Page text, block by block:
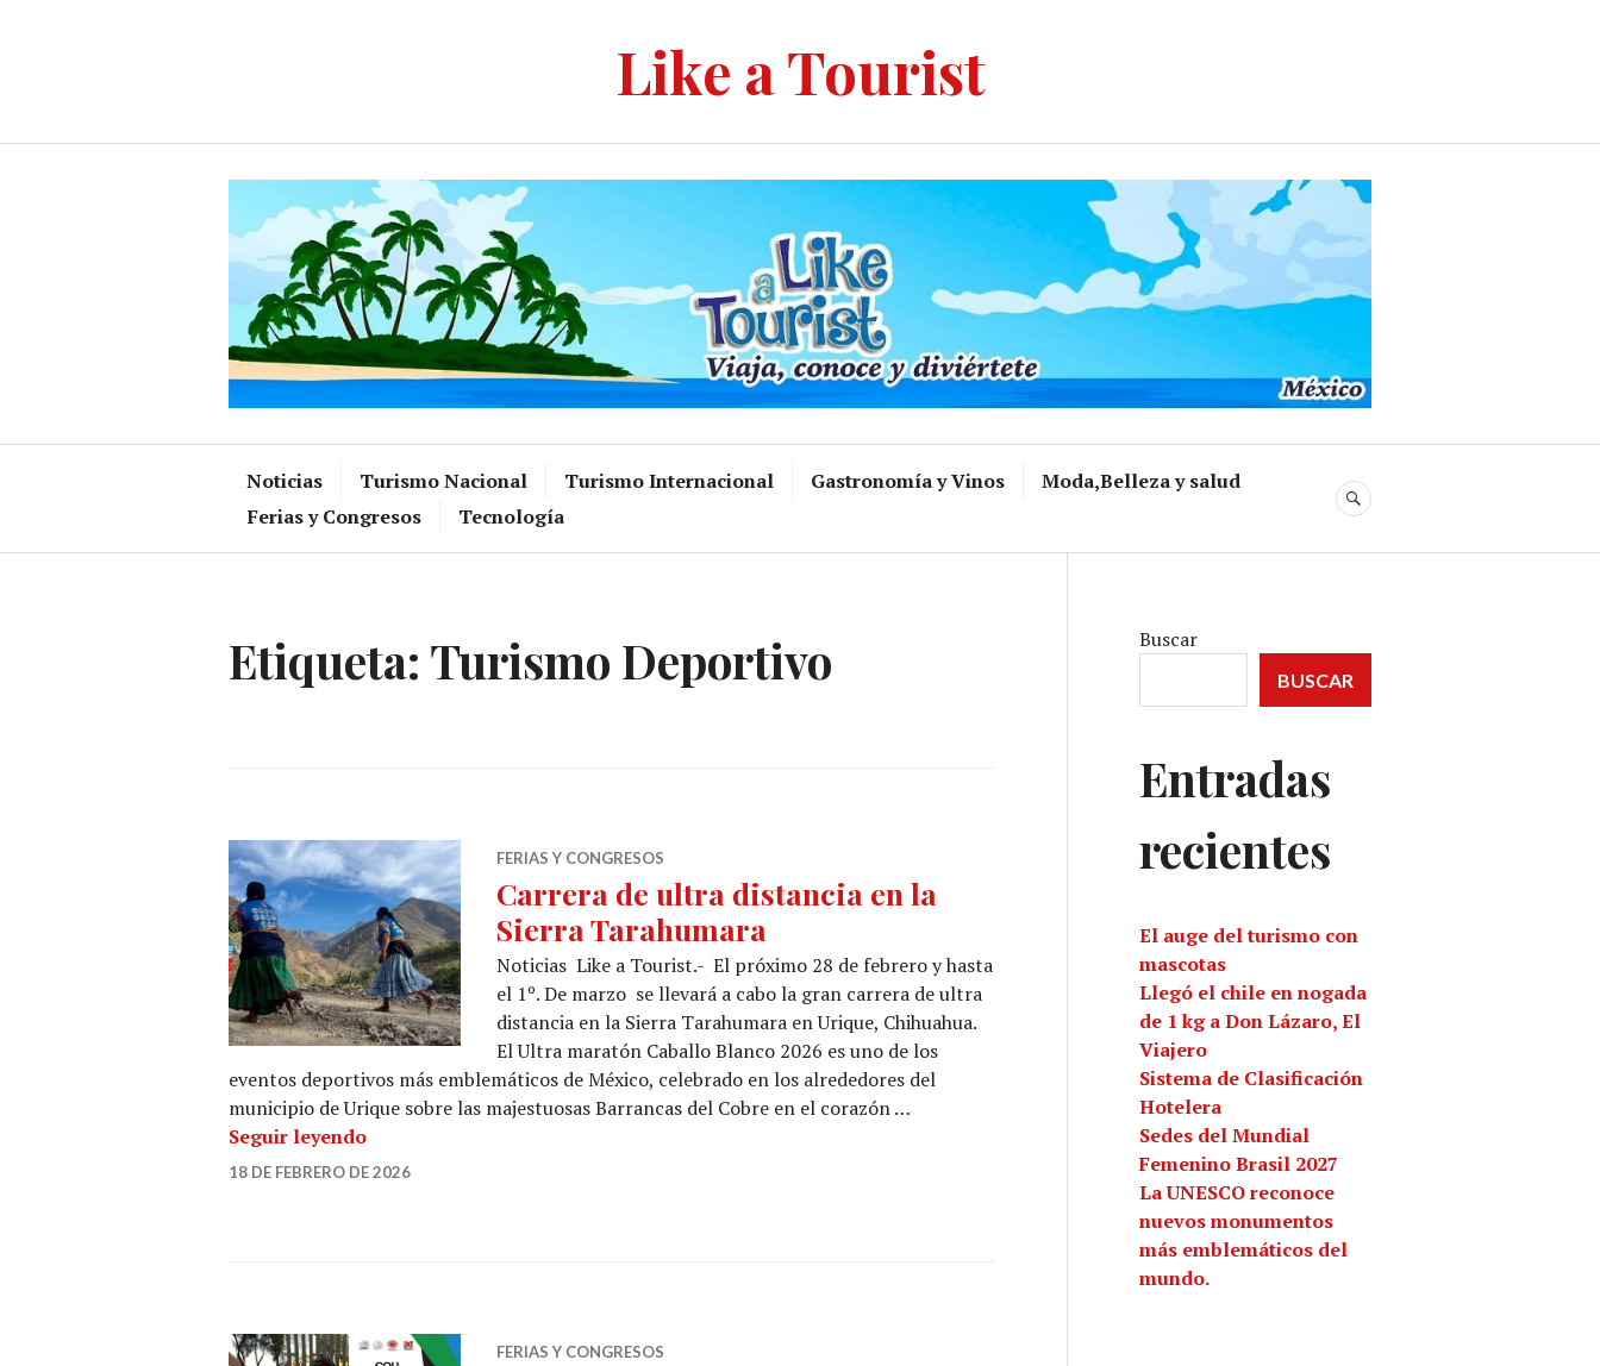
Like a Tourist
Noticias Turismo Nacional Turismo Internacional Gastronomía y Vinos
Moda,Belleza y salud
Ferias y Congresos
Tecnología
BUSCAR
Etiqueta: Turismo Deportivo
FERIAS Y CONGRESOS
Carrera de ultra distancia en la
Sierra Tarahumara
Noticias Like a Tourist.- El próximo 28 de febrero y hasta
el 1º. De marzo se llevará a cabo la gran carrera de ultra
distancia en la Sierra Tarahumara en Urique, Chihuahua.
El Ultra maratón Caballo Blanco 2026 es uno de los
eventos deportivos más emblemáticos de México, celebrado en los alrededores del
municipio de Urique sobre las majestuosas Barrancas del Cobre en el corazón …
Seguir leyendoCarrera de ultra distancia en la Sierra Tarahumara
18 DE FEBRERO DE 2026
FERIAS Y CONGRESOS
Buscar
BUSCAR
Entradas
recientes
El auge del turismo con
mascotas
Llegó el chile en nogada
de 1 kg a Don Lázaro, El
Viajero
Sistema de Clasificación
Hotelera
Sedes del Mundial
Femenino Brasil 2027
La UNESCO reconoce
nuevos monumentos
más emblemáticos del
mundo.